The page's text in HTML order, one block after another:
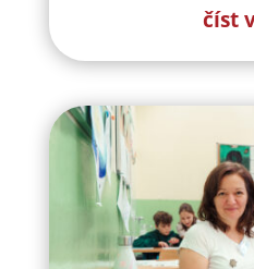
číst